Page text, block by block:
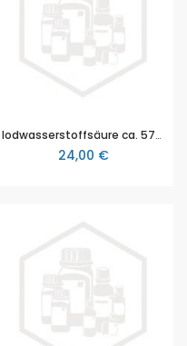
Iodwasserstoffsäure ca. 57%, 25 ml
24,00 €